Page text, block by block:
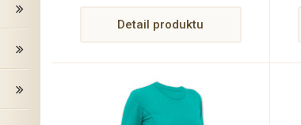
Detail produktu